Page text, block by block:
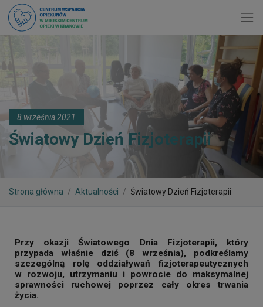
8 września 2021
Światowy Dzień Fizjoterapii
Strona główna Aktualności Światowy Dzień Fizjoterapii
Przy okazji Światowego Dnia Fizjoterapii, który
przypada właśnie dziś (8 września), podkreślamy
szczególną rolę oddziaływań fizjoterapeutycznych
w rozwoju, utrzymaniu i powrocie do maksymalnej
sprawności ruchowej poprzez cały okres trwania
życia.